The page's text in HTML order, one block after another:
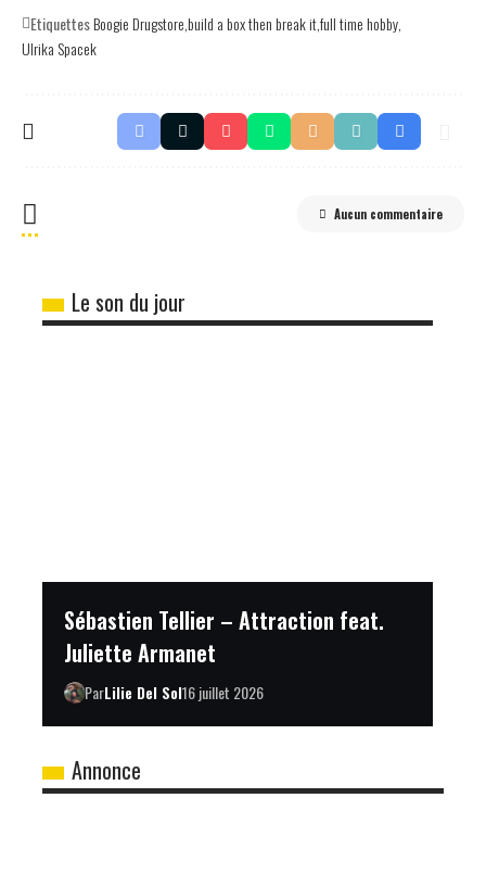
EtiquettesBoogie Drugstorebuild a box then break itfull time hobby
Ulrika Spacek
Aucun commentaire
Le son du jour
Sébastien Tellier – Attraction feat.
Juliette Armanet
ParLilie Del Sol16 juillet 2026
Annonce